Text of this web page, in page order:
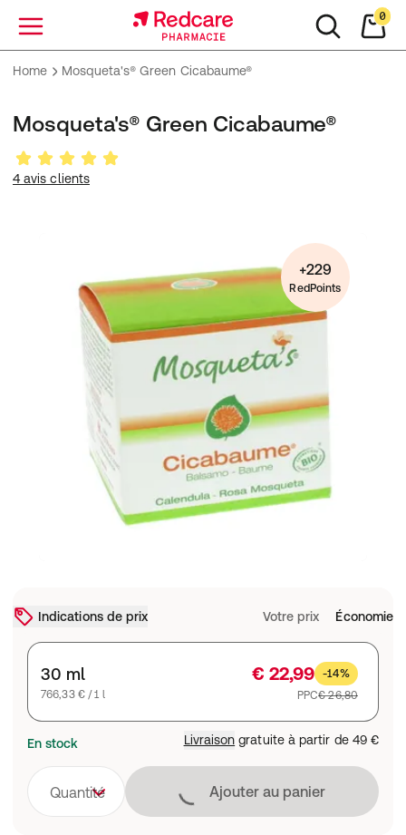
Menu
0
Home Mosqueta's® Green Cicabaume®
Mosqueta's® Green Cicabaume®
4 avis clients
+229
RedPoints
Indications de prix Votre prix Économie
30 ml
766,33 € / 1 l
€ 22,99
-14%
PPC€ 26,80
En stock Livraison gratuite à partir de 49 €
Quantité Chargement
Ajouter au panier